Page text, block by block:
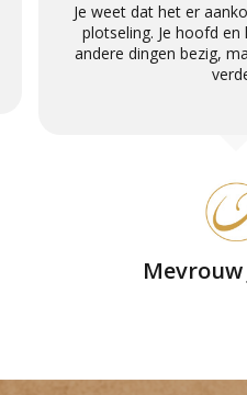
Je weet dat het er
plotseling. Je hoofd
andere dingen bezig,
Mevrouw